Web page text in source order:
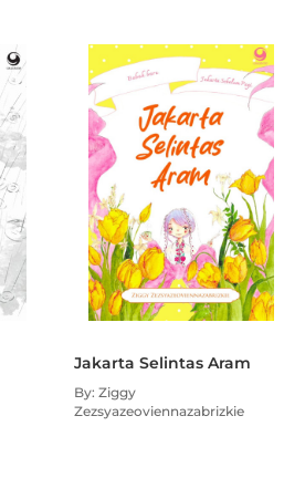
Jakarta Selintas Aram
By: Ziggy
Zezsyazeoviennazabrizkie